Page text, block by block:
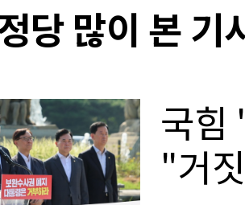
당 많이 본 기
국힘
"거